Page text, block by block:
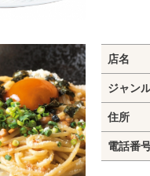
店名
ジャン
住所
電話番